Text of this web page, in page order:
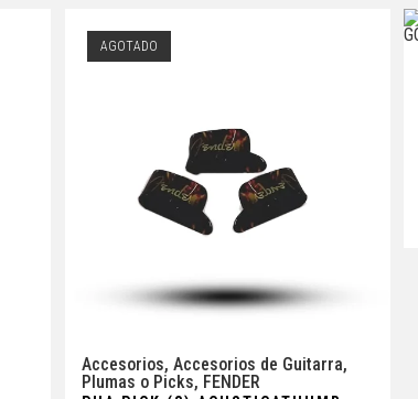
AGOTADO
Accesorios, Accesorios de Guitarra,
Plumas o Picks, FENDER